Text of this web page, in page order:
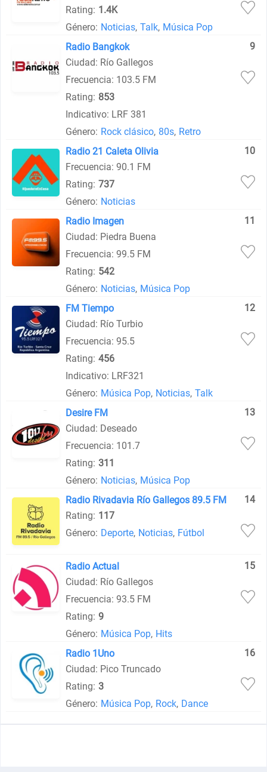
Rating: 1.4K
Género: Noticias, Talk, Música Pop
Radio Bangkok
9
Ciudad: Río Gallegos
Frecuencia: 103.5 FM
Rating: 853
Indicativo: LRF 381
Género: Rock clásico, 80s, Retro
Radio 21 Caleta Olivia
10
Frecuencia: 90.1 FM
Rating: 737
Género: Noticias
Radio Imagen
11
Ciudad: Piedra Buena
Frecuencia: 99.5 FM
Rating: 542
Género: Noticias, Música Pop
FM Tiempo
12
Ciudad: Río Turbio
Frecuencia: 95.5
Rating: 456
Indicativo: LRF321
Género: Música Pop, Noticias, Talk
Desire FM
13
Ciudad: Deseado
Frecuencia: 101.7
Rating: 311
Género: Noticias, Música Pop
Radio Rivadavia Río Gallegos 89.5 FM
14
Rating: 117
Género: Deporte, Noticias, Fútbol
Radio Actual
15
Ciudad: Río Gallegos
Frecuencia: 93.5 FM
Rating: 9
Género: Música Pop, Hits
Radio 1Uno
16
Ciudad: Pico Truncado
Rating: 3
Género: Música Pop, Rock, Dance